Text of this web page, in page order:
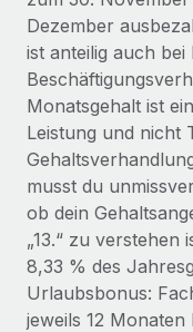
Mobilität und
Mühelose
Benefits
Mühelose
Management
Reverse Tech auf
Wellness-Startup
Mehr erfahren
Den Blog erkunden
BLOG
Neues zu
Gusto und
Plus
Auch im neuen Jahr
aller Größen dabei
Mehr erfahren
Dezember
ist anteilig auch bei
Monatsgehalt ist
Leistung und nicht
musst du
ob dein
„13.“ zu verstehen
8,33 % des
Urlaubsbonus:
jeweils 12